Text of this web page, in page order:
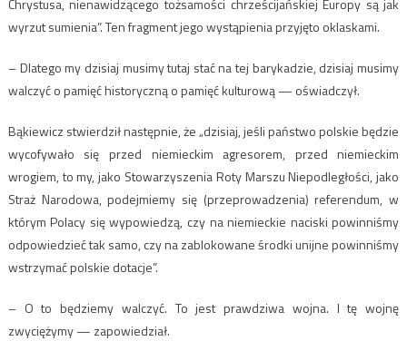
Chrystusa, nienawidzącego tożsamości chrześcijańskiej Europy są jak
wyrzut sumienia”. Ten fragment jego wystąpienia przyjęto oklaskami.
– Dlatego my dzisiaj musimy tutaj stać na tej barykadzie, dzisiaj musimy
walczyć o pamięć historyczną o pamięć kulturową — oświadczył.
Bąkiewicz stwierdził następnie, że „dzisiaj, jeśli państwo polskie będzie
wycofywało się przed niemieckim agresorem, przed niemieckim
wrogiem, to my, jako Stowarzyszenia Roty Marszu Niepodległości, jako
Straż Narodowa, podejmiemy się (przeprowadzenia) referendum, w
którym Polacy się wypowiedzą, czy na niemieckie naciski powinniśmy
odpowiedzieć tak samo, czy na zablokowane środki unijne powinniśmy
wstrzymać polskie dotacje”.
– O to będziemy walczyć. To jest prawdziwa wojna. I tę wojnę
zwyciężymy — zapowiedział.